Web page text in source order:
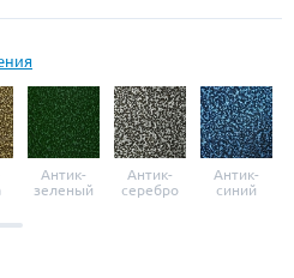
Антик-
зеленый
Антик-
серебро
Антик-
синий